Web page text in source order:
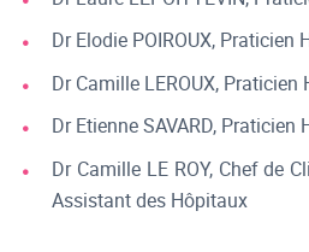
Dr Elodie POIROUX, Praticien
Dr Camille LEROUX, Praticien
Dr Etienne SAVARD, Praticien
Dr Camille LE ROY, Chef de
Assistant des Hôpitaux